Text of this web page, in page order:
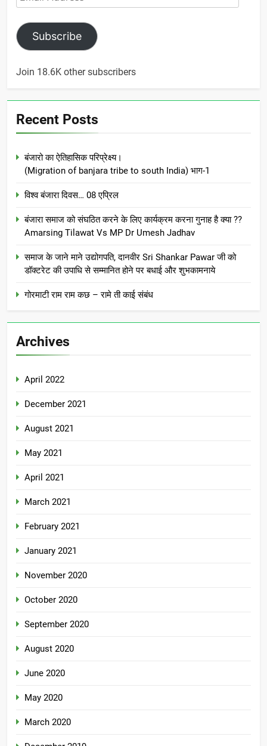
Address
Subscribe
Join 18.6K other subscribers
Recent Posts
बंजारो का ऐतिहासिक परिप्रेक्ष्य।
(Migration of banjara tribe to south India) भाग-1
विश्व बंजारा दिवस… 08 एप्रिल
बंजारा समाज को संघठित करने के लिए कार्यक्रम करना गुनाह है क्या ??
Amarsing Tilawat Vs MP Dr Umesh Jadhav
समाज के जाने माने उद्योगपति, दानवीर Sri Shankar Pawar जी को
डॉक्टरेट की उपाधि से सम्मानित होने पर बधाई और शुभकामनाये
गोरमाटी राम राम कछ – रामे ती काई संबंध
Archives
April 2022
December 2021
August 2021
May 2021
April 2021
March 2021
February 2021
January 2021
November 2020
October 2020
September 2020
August 2020
June 2020
May 2020
March 2020